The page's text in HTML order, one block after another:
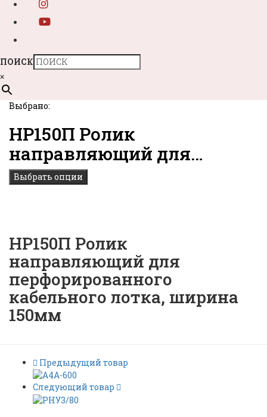
ПОИСК
×
Выбрано:
НР150П Ролик
направляющий для…
Выбрать опции
НР150П Ролик
направляющий для
перфорированного
кабельного лотка, ширина
150мм
Предыдущий товар
Следующий товар